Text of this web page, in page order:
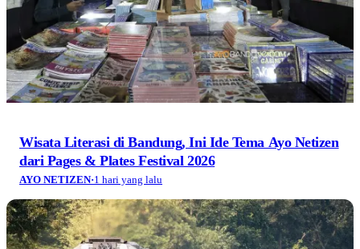
Wisata Literasi di Bandung, Ini Ide Tema Ayo Netizen
dari Pages & Plates Festival 2026
AYO NETIZEN·1 hari yang lalu